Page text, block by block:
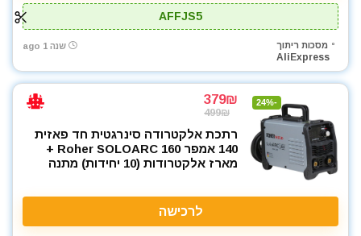
AFFJS5
מסכות ריתוך
AliExpress
שנה 1 ago
-24%
379₪
499₪
רתכת אלקטרודה סינרגטית חד פאזית
140 אמפר Roher SOLOARC 160 +
מארז אלקטרודות (10 יחידות) מתנה
לרכישה